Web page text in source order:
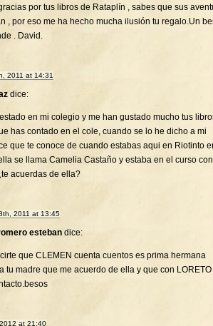
por tus libros de Rataplín , sabes que sus
, por eso me ha hecho mucha ilusión tu regalo.Un
. David.
2011 at 14:31
dice:
en mi colegio y me han gustado mucho tus
has contado en el cole, cuando se lo he dicho a mi
que te conoce de cuando estabas aqui en Riotinto
se llama Camelia Castaño y estaba en el curso con
acuerdas de ella?
2011 at 13:45
esteban dice:
que CLEMEN cuenta cuentos es prima hermana
tu madre que me acuerdo de ella y que con LORETO
at 21:40